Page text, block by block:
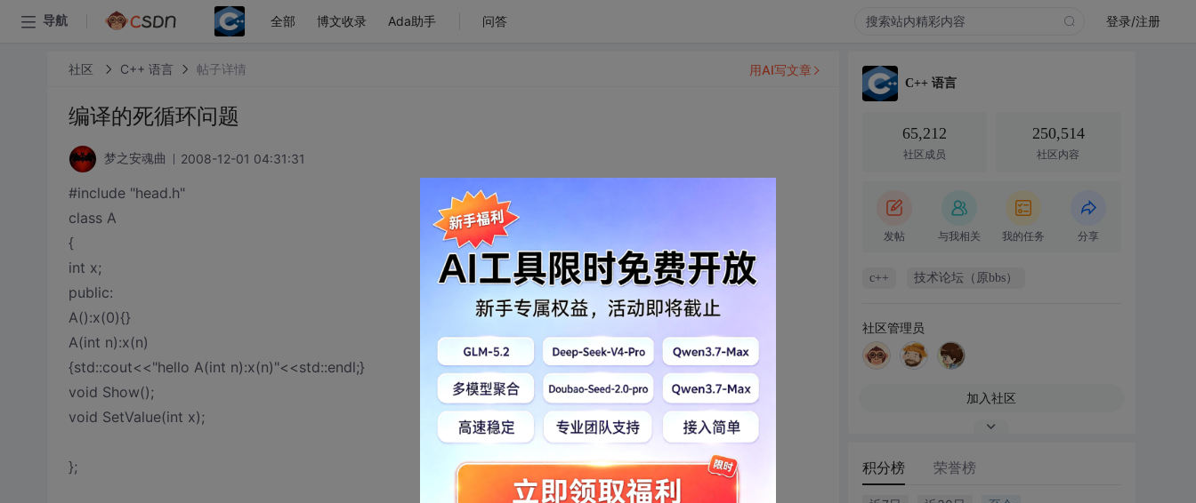
导航 全部 博文收录 Ada助手 问答 登录/注册
社区 C++ 语言 帖子详情
编译的死循环问题
梦之安魂曲 2008-12-01 04:31:31
#include "head.h"
class A
{
int x;
public:
A():x(0){}
A(int n):x(n)
{std::cout<<"hello A(int n):x(n)"<<std::endl;}
void Show();
void SetValue(int x);
};
用AI写文章
C++ 语言
65,212
社区成员
250,514
社区内容
发帖 与我相关 我的任务 分享
c++ 技术论坛（原bbs）
社区管理员
加入社区
积分榜 荣誉榜